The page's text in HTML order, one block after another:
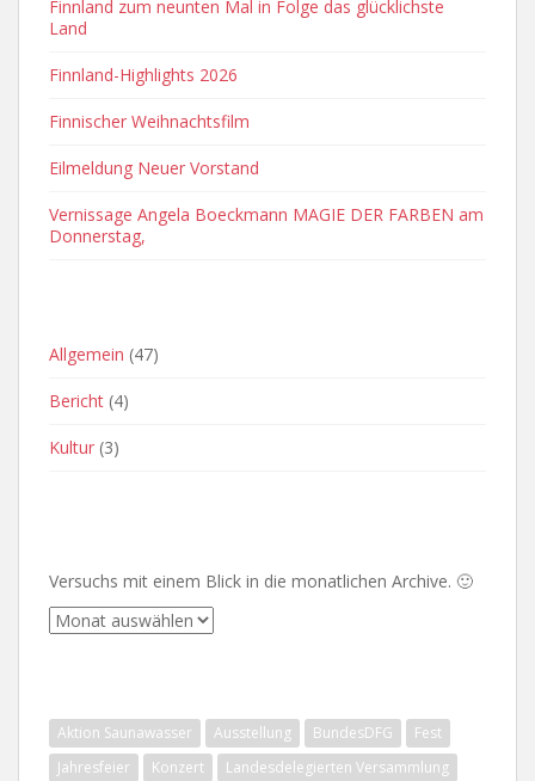
Finnland zum neunten Mal in Folge das glücklichste
Land
Finnland-Highlights 2026
Finnischer Weihnachtsfilm
Eilmeldung Neuer Vorstand
Vernissage Angela Boeckmann MAGIE DER FARBEN am
Donnerstag,
Allgemein (47)
Bericht (4)
Kultur (3)
Versuchs mit einem Blick in die monatlichen Archive. 🙂
Archive
Aktion Saunawasser Ausstellung BundesDFG
Fest
Jahresfeier
Konzert
Landesdelegierten Versammlung